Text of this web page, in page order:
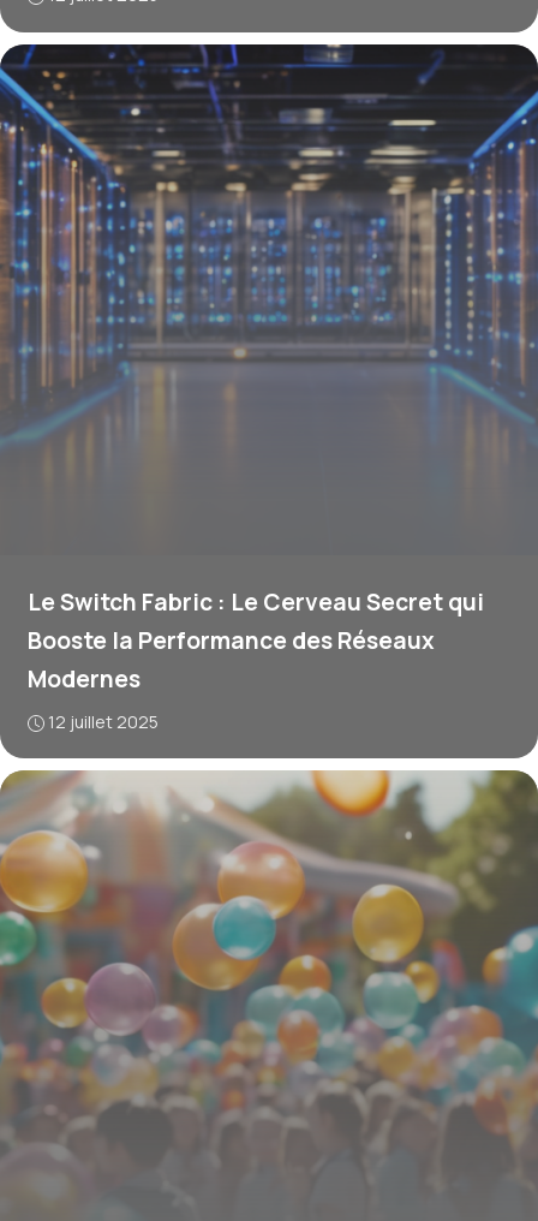
Le Switch Fabric : Le Cerveau Secret qui
Booste la Performance des Réseaux
Modernes
12 juillet 2025